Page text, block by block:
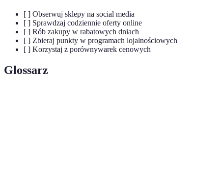
[ ] Obserwuj sklepy na social media
[ ] Sprawdzaj codziennie oferty online
[ ] Rób zakupy w rabatowych dniach
[ ] Zbieraj punkty w programach lojalnościowych
[ ] Korzystaj z porównywarek cenowych
Glossarz